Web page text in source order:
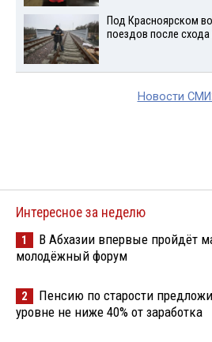
Под Красноярском
поездов после схода
Новости
Интересное за неделю
1
В Абхазии впервые пройдёт
молодёжный форум
2
Пенсию по старости
уровне не ниже 40% от заработка